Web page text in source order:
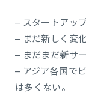
– スタートアッ
– まだ新しく変
– まだまだ新サ
– アジア各国で
は多くない。